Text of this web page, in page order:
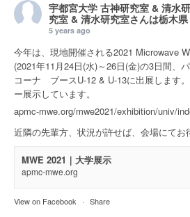
宇都宮大学 古神研究室 & 清水
究室 & 清水研究室さんは栃木
5 years ago
今年は、現地開催される2021 Microwave
(2021年11月24日(水)～26日(金)の3日間、
コーナ ブースU-12 & U-13に出展します
ー展示しています。
apmc-mwe.org/mwe2021/exhibition/univ/
近隣の先輩方、状況が許せば、会場にてお
MWE 2021｜大学展示
apmc-mwe.org
View on Facebook · Share